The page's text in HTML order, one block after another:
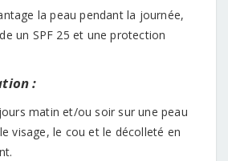
la peau pendant la journée,
un SPF 25 et une protection
:
matin et/ou soir sur une peau
visage, le cou et le décolleté en